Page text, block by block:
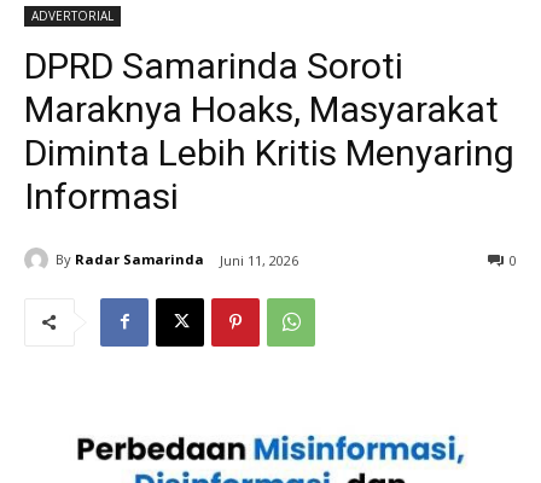
ADVERTORIAL
DPRD Samarinda Soroti
Maraknya Hoaks, Masyarakat
Diminta Lebih Kritis Menyaring
Informasi
By Radar Samarinda Juni 11, 2026 0